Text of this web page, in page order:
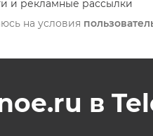
и рекламные рассылки
на условия
в